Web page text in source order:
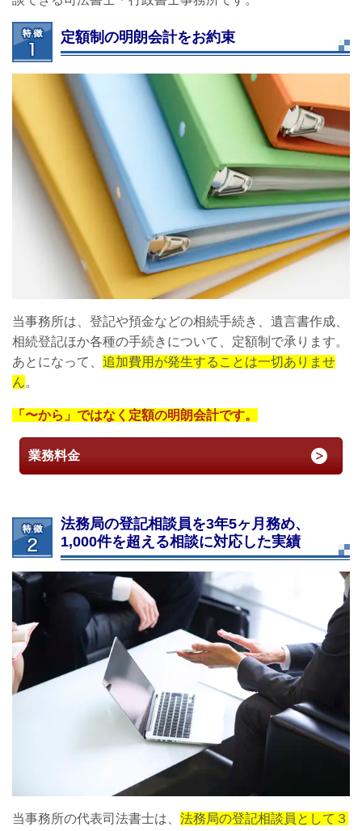
定額制の明朗会計をお約束
当事務所は、登記や預金などの相続手続き、遺言書作成、
相続登記ほか各種の手続きについて、定額制で承ります。
あとになって、 追加費用が発生することは一切ありませ
ん。
「〜から」ではなく定額の明朗会計です。
業務料金
法務局の登記相談員を3年5ヶ月務め、
1,000件を超える相談に対応した実績
当事務所の代表司法書士は、 法務局の登記相談員として３